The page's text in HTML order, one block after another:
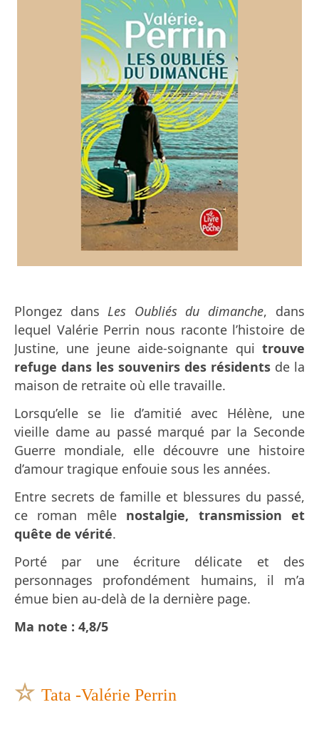
Plongez dans Les Oubliés du dimanche, dans
lequel Valérie Perrin nous raconte l’histoire de
Justine, une jeune aide-soignante qui trouve
refuge dans les souvenirs des résidents de la
maison de retraite où elle travaille.
Lorsqu’elle se lie d’amitié avec Hélène, une
vieille dame au passé marqué par la Seconde
Guerre mondiale, elle découvre une histoire
d’amour tragique enfouie sous les années.
Entre secrets de famille et blessures du passé,
ce roman mêle nostalgie, transmission et
quête de vérité.
Porté par une écriture délicate et des
personnages profondément humains, il m’a
émue bien au-delà de la dernière page.
Ma note : 4,8/5
☆ Tata -Valérie Perrin